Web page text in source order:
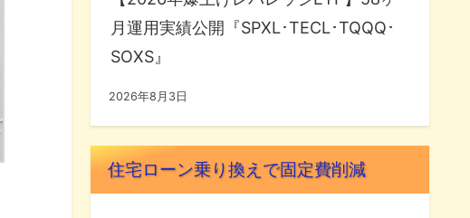
月運用実績公開『SPXL･TECL･TQQQ･
SOXS』
2026年8月3日
住宅ローン乗り換えで固定費削減